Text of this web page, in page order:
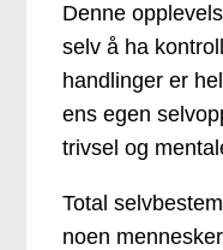
Denne
selv å ha
handlinger er
ens egen
trivsel og
Total
noen